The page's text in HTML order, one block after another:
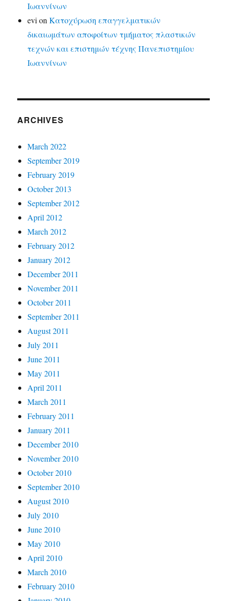
Ιωαννίνων
evi onΚατοχύρωση επαγγελματικών
δικαιωμάτων αποφοίτων τμήματος πλαστικών
τεχνών και επιστημών τέχνης Πανεπιστημίου
Ιωαννίνων
ARCHIVES
March 2022
September 2019
February 2019
October 2013
September 2012
April 2012
March 2012
February 2012
January 2012
December 2011
November 2011
October 2011
September 2011
August 2011
July 2011
June 2011
May 2011
April 2011
March 2011
February 2011
January 2011
December 2010
November 2010
October 2010
September 2010
August 2010
July 2010
June 2010
May 2010
April 2010
March 2010
February 2010